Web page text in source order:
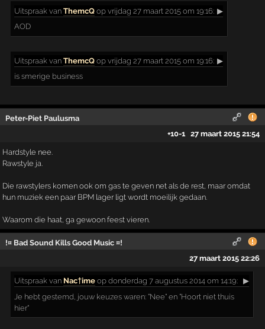
Uitspraak vanThemcQ op vrijdag 27 maart 2015 om 19:16: ▶
AOD
Uitspraak vanThemcQ op vrijdag 27 maart 2015 om 19:16: ▶
is smerige business
Peter-Piet Paulusma
+10-1 27 maart 2015 21:54
Hardstyle nee.
Rawstyle ja.
Die rawstylers komen ook om gas te geven net als de rest, maar omdat
hun muziek een paar BPM lager ligt wordt moeilijk gedaan.
Waarom die haat, ga gewoon feest vieren.
!¤ Bad Sound Kills Good Music ¤!
27 maart 2015 22:26
Uitspraak van Nac†ime op donderdag 7 augustus 2014 om 14:19:
▶
Je hebt gestemd, jouw keuzes waren: "Nee" en "Hoort niet thuis
hier"